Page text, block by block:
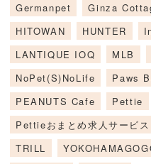
Germanpet
Ginza
HITOWAN
HUNTER
LANTIQUE IOQ
MLB
NoPet(S)NoLife
Paws
PEANUTS Cafe
Pettie
Pettieおまとめ求人サービス
TRILL